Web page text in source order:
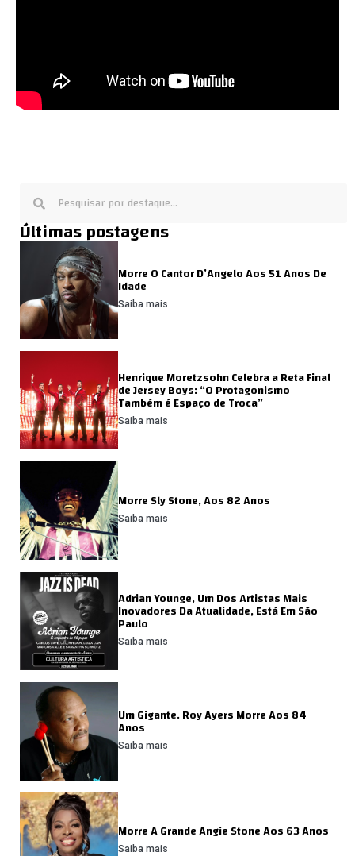
Últimas postagens
Morre O Cantor D’Angelo Aos 51 Anos De
Idade
Saiba mais
Henrique Moretzsohn Celebra a Reta Final
de Jersey Boys: “O Protagonismo
Também é Espaço de Troca”
Saiba mais
Morre Sly Stone, Aos 82 Anos
Saiba mais
Adrian Younge, Um Dos Artistas Mais
Inovadores Da Atualidade, Está Em São
Paulo
Saiba mais
Um Gigante. Roy Ayers Morre Aos 84
Anos
Saiba mais
Morre A Grande Angie Stone Aos 63 Anos
Saiba mais